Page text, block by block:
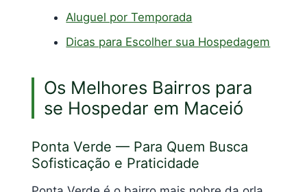
Aluguel por Temporada
Dicas para Escolher sua Hospedagem
Os Melhores Bairros para
se Hospedar em Maceió
Ponta Verde — Para Quem Busca
Sofisticação e Praticidade